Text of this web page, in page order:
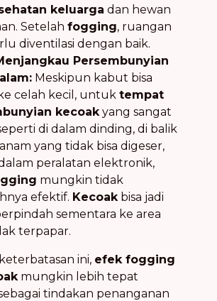
keluarga dan hewan
Setelah fogging, ruangan
diventilasi dengan baik.
Persembunyian
Meskipun kabut bisa
celah kecil, untuk tempat
kecoakyang sangat
di dalam dinding, di balik
yang tidak bisa digeser,
peralatan elektronik,
mungkin tidak
efektif. Kecoakbisa jadi
sementara ke area
terpapar.
ini, efek fogging
mungkin lebih tepat
tindakan penanganan